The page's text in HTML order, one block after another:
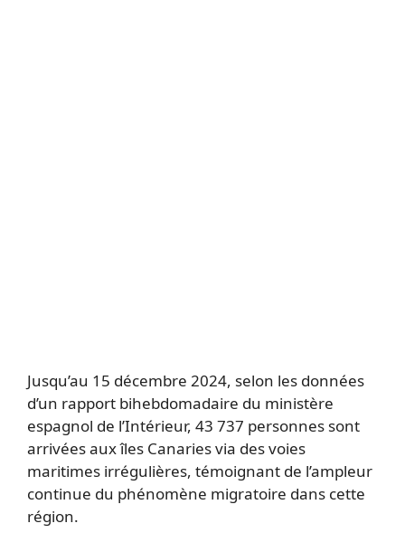
Jusqu’au 15 décembre 2024, selon les données
d’un rapport bihebdomadaire du ministère
espagnol de l’Intérieur, 43 737 personnes sont
arrivées aux îles Canaries via des voies
maritimes irrégulières, témoignant de l’ampleur
continue du phénomène migratoire dans cette
région.